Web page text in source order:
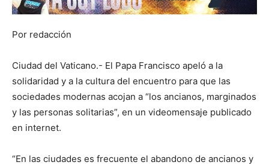
Por redacción
Ciudad del Vaticano.- El Papa Francisco apeló a la
solidaridad y a la cultura del encuentro para que las
sociedades modernas acojan a “los ancianos, marginados
y las personas solitarias”, en un videomensaje publicado
en internet.
“En las ciudades es frecuente el abandono de ancianos y